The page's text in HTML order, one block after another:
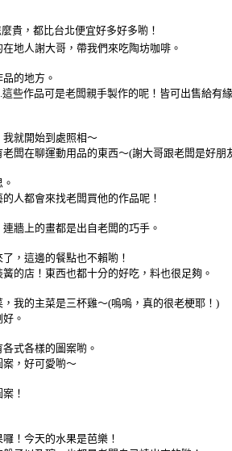
貴，都比台北便宜好多好多喲！
人謝大哥，帶我們來吃陶坊咖啡。
的地方。
作品可是老闆親手製作的呢！皆可出售給有緣
開始到處照相～
在聊運動用品的東西～(謝大哥跟老闆是好朋
都會來找老闆買他的作品呢！
上的畫都是出自老闆的巧手。
這邊的餐點也不賴喲！
店！東西也都十分的好吃，料也很足夠。
的主菜是三杯雞～(嗚嗚，真的很老梗耶！)
。
各樣的圖案喲。
，好可愛喲～
！
今天的水果是芭樂！